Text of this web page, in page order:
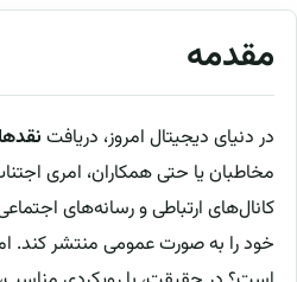
مقدمه
در دنیای دیجیتال امروز، دریافت
مخاطبان یا حتی همکاران، امری
کانال‌های ارتباطی و رسانه‌های
خود را به صورت عمومی منتشر کند.